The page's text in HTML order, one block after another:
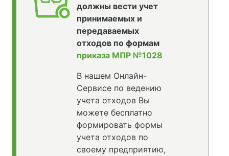
должны вести учет
принимаемых и
передаваемых
отходов по формам
приказа МПР №1028
В нашем Онлайн-
Сервисе по ведению
учета отходов Вы
можете бесплатно
формировать формы
учета отходов по
своему предприятию,